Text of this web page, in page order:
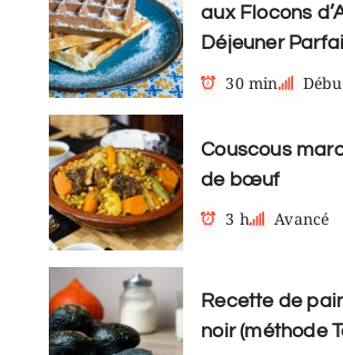
aux Flocons
Déjeuner
30 min
Couscous
de bœuf
3 h
Avancé
Recette de
noir (méthode